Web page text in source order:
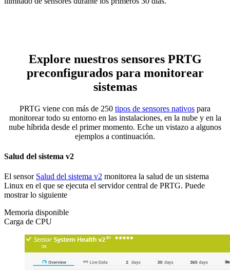
Explore nuestros sensores PRTG
preconfigurados para monitorear
sistemas
PRTG viene con más de 250 tipos de sensores nativos para
monitorear todo su entorno en las instalaciones, en la nube y en la
nube híbrida desde el primer momento. Eche un vistazo a algunos
ejemplos a continuación.
Salud del sistema v2
El sensor Salud del sistema v2 monitorea la salud de un sistema
Linux en el que se ejecuta el servidor central de PRTG. Puede
mostrar lo siguiente
Memoria disponible
Carga de CPU